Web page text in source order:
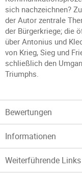
sich nachzeichnen?
der Autor zentrale
der Bürgerkriege; die
über Antonius und
von Krieg, Sieg und
schließlich den
Triumphs.
Bewertungen
Informationen
Weiterführende Links